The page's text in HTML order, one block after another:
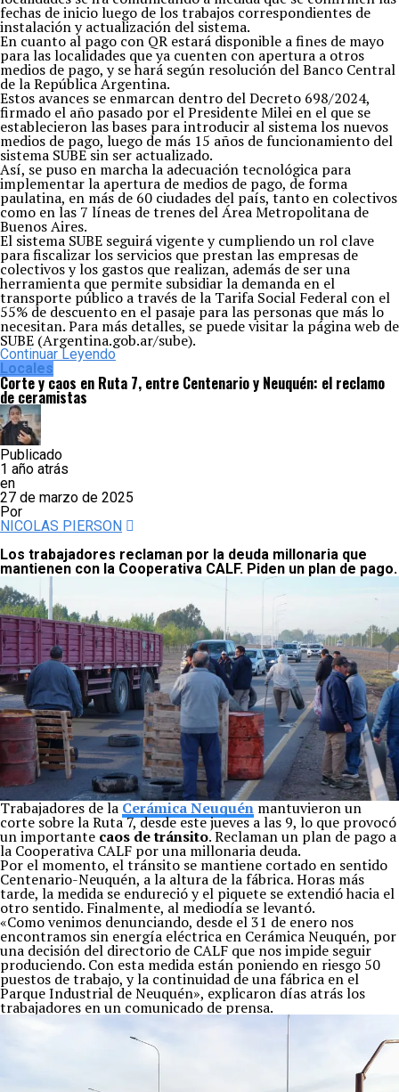
fechas de inicio luego de los trabajos correspondientes de
instalación y actualización del sistema.
En cuanto al pago con QR estará disponible a fines de mayo
para las localidades que ya cuenten con apertura a otros
medios de pago, y se hará según resolución del Banco Central
de la República Argentina.
Estos avances se enmarcan dentro del Decreto 698/2024,
firmado el año pasado por el Presidente Milei en el que se
establecieron las bases para introducir al sistema los nuevos
medios de pago, luego de más 15 años de funcionamiento del
sistema SUBE sin ser actualizado.
Así, se puso en marcha la adecuación tecnológica para
implementar la apertura de medios de pago, de forma
paulatina, en más de 60 ciudades del país, tanto en colectivos
como en las 7 líneas de trenes del Área Metropolitana de
Buenos Aires.
El sistema SUBE seguirá vigente y cumpliendo un rol clave
para fiscalizar los servicios que prestan las empresas de
colectivos y los gastos que realizan, además de ser una
herramienta que permite subsidiar la demanda en el
transporte público a través de la Tarifa Social Federal con el
55% de descuento en el pasaje para las personas que más lo
necesitan. Para más detalles, se puede visitar la página web de
SUBE (Argentina.gob.ar/sube).
Continuar Leyendo
Locales
Corte y caos en Ruta 7, entre Centenario y Neuquén: el reclamo
de ceramistas
Publicado
1 año atrás
en
27 de marzo de 2025
Por
NICOLAS PIERSON
Los trabajadores reclaman por la deuda millonaria que
mantienen con la Cooperativa CALF. Piden un plan de pago.
Trabajadores de la Cerámica Neuquén mantuvieron un
corte sobre la Ruta 7, desde este jueves a las 9, lo que provocó
un importante caos de tránsito. Reclaman un plan de pago a
la Cooperativa CALF por una millonaria deuda.
Por el momento, el tránsito se mantiene cortado en sentido
Centenario-Neuquén, a la altura de la fábrica. Horas más
tarde, la medida se endureció y el piquete se extendió hacia el
otro sentido. Finalmente, al mediodía se levantó.
«Como venimos denunciando, desde el 31 de enero nos
encontramos sin energía eléctrica en Cerámica Neuquén, por
una decisión del directorio de CALF que nos impide seguir
produciendo. Con esta medida están poniendo en riesgo 50
puestos de trabajo, y la continuidad de una fábrica en el
Parque Industrial de Neuquén», explicaron días atrás los
trabajadores en un comunicado de prensa.